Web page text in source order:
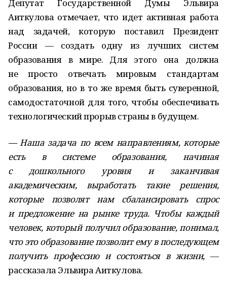
Депутат Государственной Думы Эльвира
Аиткулова отмечает, что идет активная работа
над задачей, которую поставил Президент
России — создать одну из лучших систем
образования в мире. Для этого она должна
не просто отвечать мировым стандартам
образования, но в то же время быть суверенной,
самодостаточной для того, чтобы обеспечивать
технологический прорыв страны в будущем.
— Наша задача по всем направлениям, которые
есть в системе образования, начиная
с дошкольного уровня и заканчивая
академическим, выработать такие решения,
которые позволят нам сбалансировать спрос
и предложение на рынке труда. Чтобы каждый
человек, который получил образование, понимал,
что это образование позволит ему в последующем
получить профессию и состояться в жизни,—
рассказала Эльвира Аиткулова.